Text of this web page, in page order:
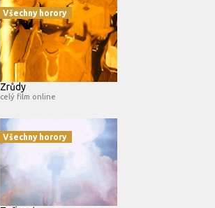
Všechny horory
Zrůdy
celý film online
Všechny horory